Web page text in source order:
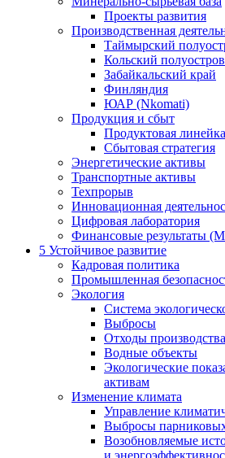
Проекты развития
Производственная
Таймырский
Кольский полуостров
Забайкальский край
Финляндия
ЮАР (Nkomati)
Продукция и сбыт
Продуктовая линейка
Сбытовая стратегия
Энергетические активы
Транспортные активы
Техпрорыв
Инновационная
Цифровая лаборатория
Финансовые результаты
5 Устойчивое развитие
Кадровая политика
Промышленная
Экология
Система
Выбросы
Отходы производства
Водные объекты
Экологические
активам
Изменение климата
Управление
Выбросы парниковых
Возобновляемые
и